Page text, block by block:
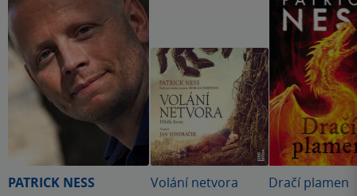
PATRICK NESS Volání netvora Dračí plamen